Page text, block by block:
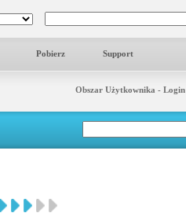
Pobierz Support
Obszar Użytkownika - Login